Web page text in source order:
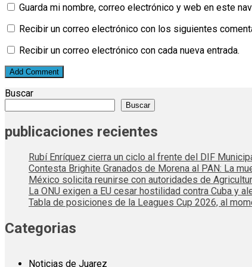
Guarda mi nombre, correo electrónico y web en este
Recibir un correo electrónico con los siguientes
Recibir un correo electrónico con cada nueva entrada.
Buscar
Buscar
publicaciones recientes
Rubí Enríquez cierra un ciclo al frente del DIF
Contesta Brighite Granados de Morena al PAN: La
México solicita reunirse con autoridades de
La ONU exigen a EU cesar hostilidad contra Cuba y
Tabla de posiciones de la Leagues Cup 2026, al
Categorias
Noticias de Juarez